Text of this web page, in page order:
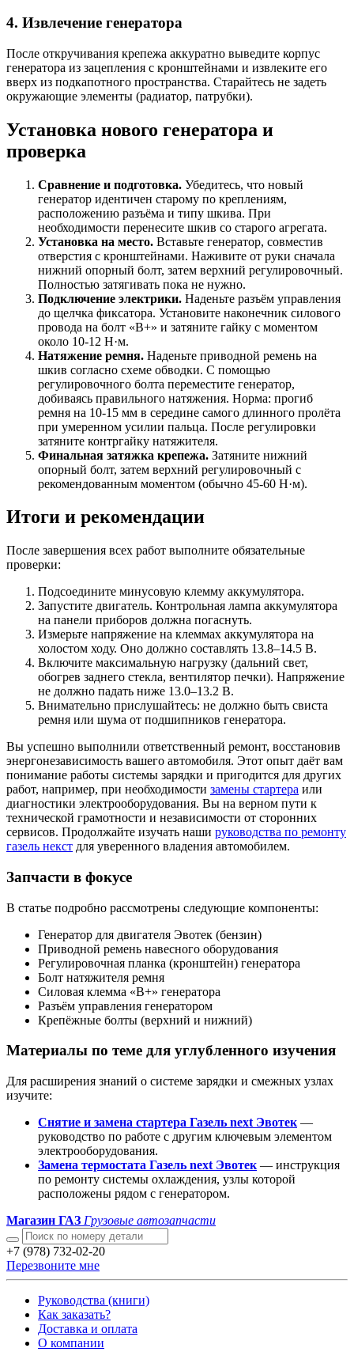
4. Извлечение генератора
После откручивания крепежа аккуратно выведите корпус
генератора из зацепления с кронштейнами и извлеките его
вверх из подкапотного пространства. Старайтесь не задеть
окружающие элементы (радиатор, патрубки).
Установка нового генератора и
проверка
Сравнение и подготовка. Убедитесь, что новый
генератор идентичен старому по креплениям,
расположению разъёма и типу шкива. При
необходимости перенесите шкив со старого агрегата.
Установка на место. Вставьте генератор, совместив
отверстия с кронштейнами. Наживите от руки сначала
нижний опорный болт, затем верхний регулировочный.
Полностью затягивать пока не нужно.
Подключение электрики. Наденьте разъём управления
до щелчка фиксатора. Установите наконечник силового
провода на болт «B+» и затяните гайку с моментом
около 10-12 Н·м.
Натяжение ремня. Наденьте приводной ремень на
шкив согласно схеме обводки. С помощью
регулировочного болта переместите генератор,
добиваясь правильного натяжения. Норма: прогиб
ремня на 10-15 мм в середине самого длинного пролёта
при умеренном усилии пальца. После регулировки
затяните контргайку натяжителя.
Финальная затяжка крепежа. Затяните нижний
опорный болт, затем верхний регулировочный с
рекомендованным моментом (обычно 45-60 Н·м).
Итоги и рекомендации
После завершения всех работ выполните обязательные
проверки:
Подсоедините минусовую клемму аккумулятора.
Запустите двигатель. Контрольная лампа аккумулятора
на панели приборов должна погаснуть.
Измерьте напряжение на клеммах аккумулятора на
холостом ходу. Оно должно составлять 13.8–14.5 В.
Включите максимальную нагрузку (дальний свет,
обогрев заднего стекла, вентилятор печки). Напряжение
не должно падать ниже 13.0–13.2 В.
Внимательно прислушайтесь: не должно быть свиста
ремня или шума от подшипников генератора.
Вы успешно выполнили ответственный ремонт, восстановив
энергонезависимость вашего автомобиля. Этот опыт даёт вам
понимание работы системы зарядки и пригодится для других
работ, например, при необходимости замены стартера или
диагностики электрооборудования. Вы на верном пути к
технической грамотности и независимости от сторонних
сервисов. Продолжайте изучать наши руководства по ремонту
газель некст для уверенного владения автомобилем.
Запчасти в фокусе
В статье подробно рассмотрены следующие компоненты:
Генератор для двигателя Эвотек (бензин)
Приводной ремень навесного оборудования
Регулировочная планка (кронштейн) генератора
Болт натяжителя ремня
Силовая клемма «B+» генератора
Разъём управления генератором
Крепёжные болты (верхний и нижний)
Материалы по теме для углубленного изучения
Для расширения знаний о системе зарядки и смежных узлах
изучите:
Снятие и замена стартера Газель next Эвотек —
руководство по работе с другим ключевым элементом
электрооборудования.
Замена термостата Газель next Эвотек — инструкция
по ремонту системы охлаждения, узлы которой
расположены рядом с генератором.
Магазин ГАЗ Грузовые автозапчасти
+7 (978) 732-02-20
Перезвоните мне
Руководства (книги)
Как заказать?
Доставка и оплата
О компании